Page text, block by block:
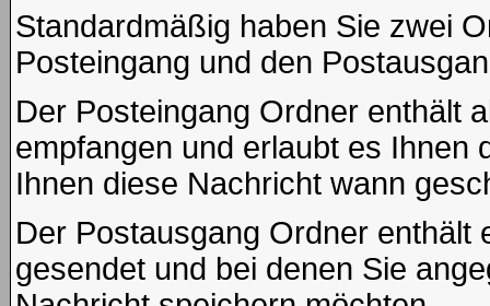
Standardmäßig haben Sie zwei
Posteingang und den
Der Posteingang Ordner enthält
empfangen und erlaubt es Ihnen
Ihnen diese Nachricht wann
Der Postausgang Ordner enthält
gesendet und bei denen Sie